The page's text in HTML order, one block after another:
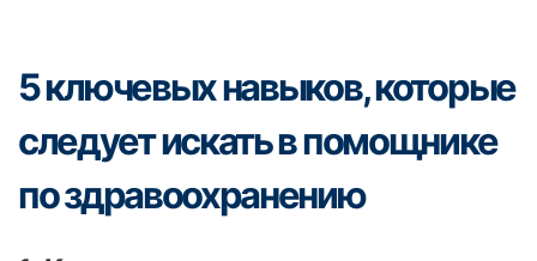
5 ключевых навыков, которые
следует искать в помощнике
по здравоохранению